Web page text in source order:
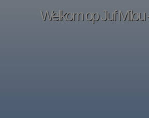
Welkom op Juf Milou